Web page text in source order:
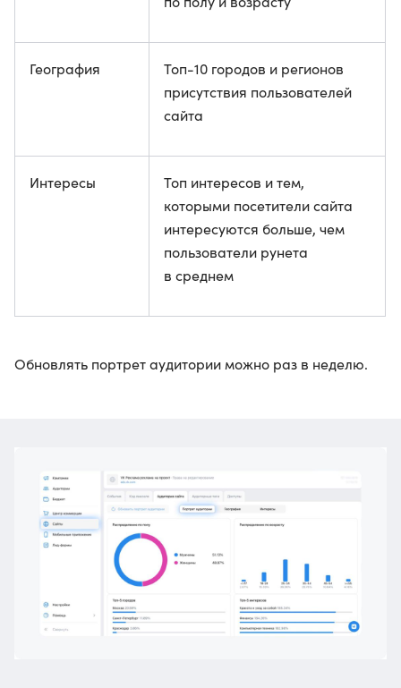
География
Топ-10 городов и регионов
присутствия пользователей
сайта
Интересы
Топ интересов и тем,
которыми посетители сайта
интересуются больше, чем
пользователи рунета
в среднем
Обновлять портрет аудитории можно раз в неделю.